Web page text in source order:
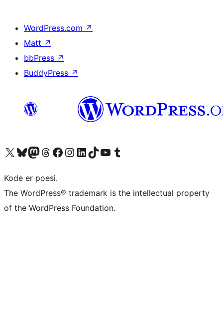
WordPress.com ↗
Matt ↗
bbPress ↗
BuddyPress ↗
Besøg vores X (tidligere Twitter) konto
Besøg vores Bluesky-konto
Besøg vores Mastodon konto
Besøg vores Threads-konto
Besøg vores Facebook sideBesøg vores Instagram konto
Besøg vores LinkedIn konto
Besøg vores TikTok-konto
Besøg vores YouTube-kanalBesøg vores Tumblr-konto
Kode er poesi.
The WordPress® trademark is the intellectual property
of the WordPress Foundation.